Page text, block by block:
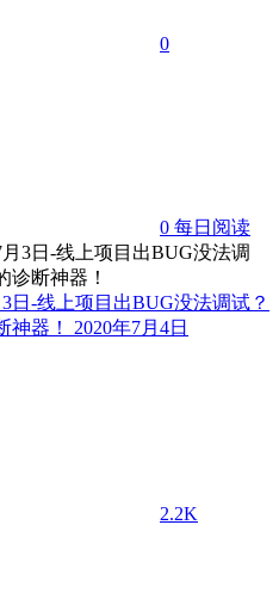
0
0 每日阅读
3日-线上项目出BUG没法调试？
神器！ 2020年7月4日
2.2K